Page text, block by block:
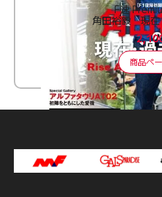
F速
角田裕毅 現在
商品ペ